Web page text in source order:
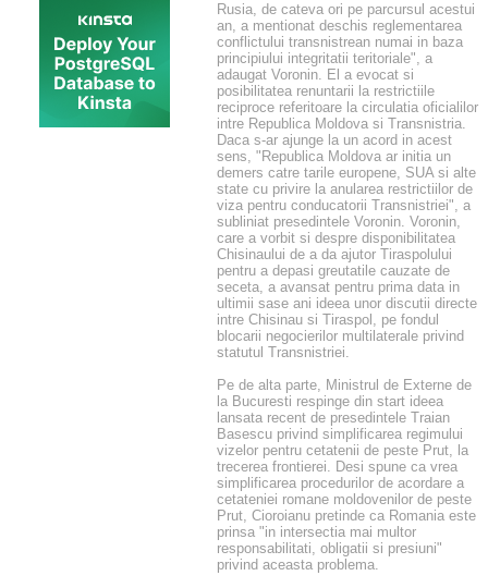
Rusia, de cateva ori pe parcursul acestui
an, a mentionat deschis reglementarea
conflictului transnistrean numai in baza
principiului integritatii teritoriale", a
adaugat Voronin. El a evocat si
posibilitatea renuntarii la restrictiile
reciproce referitoare la circulatia oficialilor
intre Republica Moldova si Transnistria.
Daca s-ar ajunge la un acord in acest
sens, "Republica Moldova ar initia un
demers catre tarile europene, SUA si alte
state cu privire la anularea restrictiilor de
viza pentru conducatorii Transnistriei", a
subliniat presedintele Voronin. Voronin,
care a vorbit si despre disponibilitatea
Chisinaului de a da ajutor Tiraspolului
pentru a depasi greutatile cauzate de
seceta, a avansat pentru prima data in
ultimii sase ani ideea unor discutii directe
intre Chisinau si Tiraspol, pe fondul
blocarii negocierilor multilaterale privind
statutul Transnistriei.
Pe de alta parte, Ministrul de Externe de
la Bucuresti respinge din start ideea
lansata recent de presedintele Traian
Basescu privind simplificarea regimului
vizelor pentru cetatenii de peste Prut, la
trecerea frontierei. Desi spune ca vrea
simplificarea procedurilor de acordare a
cetateniei romane moldovenilor de peste
Prut, Cioroianu pretinde ca Romania este
prinsa "in intersectia mai multor
responsabilitati, obligatii si presiuni"
privind aceasta problema.